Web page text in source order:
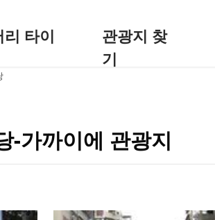
타이
관광지 찾
기
-가까이에 관광지